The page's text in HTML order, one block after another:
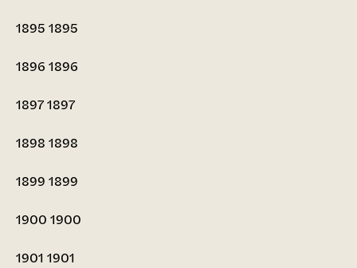
1895 1895
1896 1896
18971897
1898 1898
1899 1899
1900 1900
1901 1901